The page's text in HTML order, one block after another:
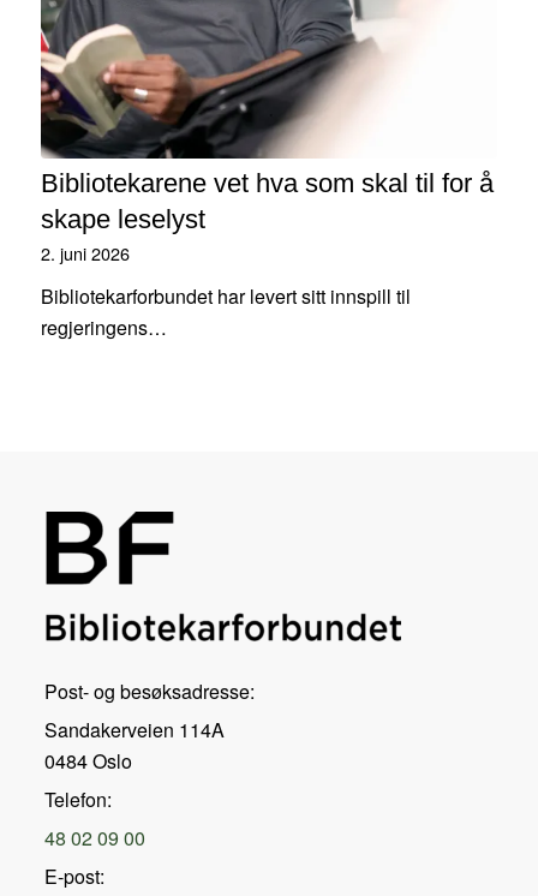
Bibliotekarene vet hva som skal til for å
skape leselyst
2. juni 2026
Bibliotekarforbundet har levert sitt innspill til
regjeringens…
Post- og besøksadresse:
Sandakerveien 114A
0484 Oslo
Telefon:
48 02 09 00
E-post: